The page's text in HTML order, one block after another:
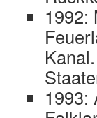
1992:
1993: